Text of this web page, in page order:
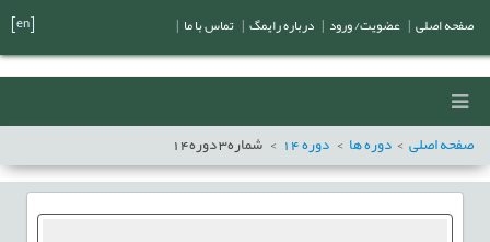
صفحه اصلی دوره ها دوره14 شماره3دوره14
صفحه اصلی عضویت/ ورود درباره رایمگ تماس با ما